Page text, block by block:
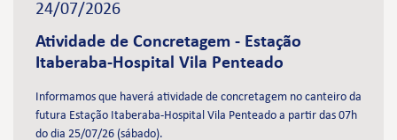
24/07/2026
Atividade de Concretagem - Estação
Itaberaba-Hospital Vila Penteado
Informamos que haverá atividade de concretagem no canteiro da
futura Estação Itaberaba-Hospital Vila Penteado a partir das 07h
do dia 25/07/26 (sábado).